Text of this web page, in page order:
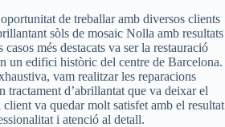
de treballar amb diversos clients
sòls de mosaic Nolla amb resultats
més destacats va ser la restauració
un edifici històric del centre de Barcelona.
vam realitzar les reparacions
tractament d’abrillantat que va deixar el
va quedar molt satisfet amb el resultat
i atenció al detall.